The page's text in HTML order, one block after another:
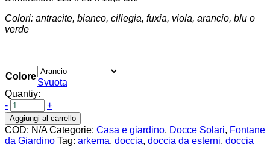
Colori: antracite, bianco, ciliegia, fuxia, viola, arancio, blu o
verde
Colore
Svuota
Quantiy:
-
+
Aggiungi al carrello
COD: N/A Categorie: Casa e giardino, Docce Solari, Fontane
da Giardino Tag: arkema, doccia, doccia da esterni, doccia